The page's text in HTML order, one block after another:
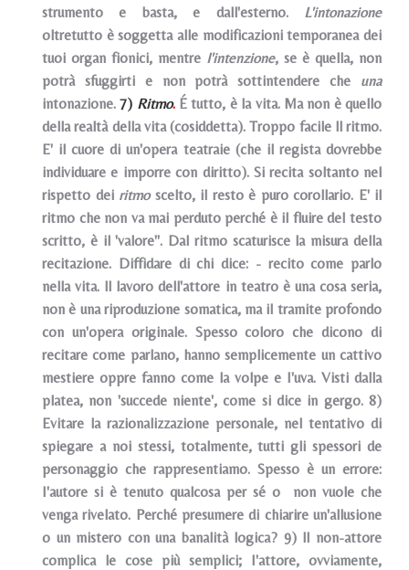
strumento e basta, e dall'esterno. L'intonazione
oltretutto è soggetta alle modificazioni temporanea dei
tuoi organ fionici, mentre I'intenzione, se è quella, non
potrà sfuggirti e non potrà sottintendere che una
intonazione.7) Ritmo. É tutto, è la vita. Ma non è quello
della realtà della vita (cosiddetta). Troppo facile ll ritmo.
E' il cuore di un'opera teatraie (che il regista dovrebbe
individuare e imporre con diritto). Si recita soltanto nel
rispetto dei ritmoscelto, il resto è puro corollario. E' il
ritmo che non va mai perduto perché è il fluire del testo
scritto, è il 'valore''. Dal ritmo scaturisce la misura della
recitazione. Diffidare di chi dice: - recito come parlo
nella vita. ll lavoro dell'attore in teatro è una cosa seria,
non è una riproduzione somatica, ma il tramite profondo
con un'opera originale. Spesso coloro che dicono di
recitare come parlano, hanno semplicemente un cattivo
mestiere oppre fanno come la volpe e I'uva. Visti dalla
platea, non 'succede niente', come si dice in gergo. 8)
Evitare la razionalizzazione personale, nel tentativo di
spiegare a noi stessi, totalmente, tutti gli spessori de
personaggio che rappresentiamo. Spesso è un errore:
I'autore si è tenuto qualcosa per sé o non vuole che
venga rivelato. Perché presumere di chiarire un'allusione
o un mistero con una banalità logica? 9) ll non-attore
complica le cose più semplici; I'attore, ovviamente,